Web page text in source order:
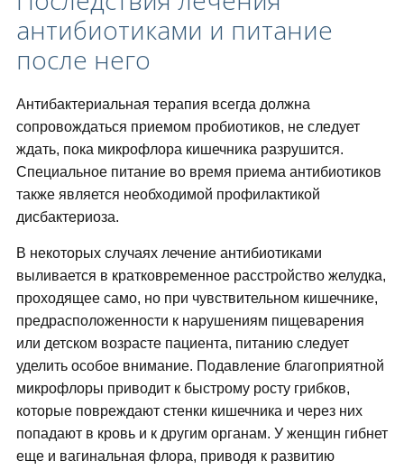
антибиотиками и питание
после него
Антибактериальная терапия всегда должна
сопровождаться приемом пробиотиков, не следует
ждать, пока микрофлора кишечника разрушится.
Специальное питание во время приема антибиотиков
также является необходимой профилактикой
дисбактериоза.
В некоторых случаях лечение антибиотиками
выливается в кратковременное расстройство желудка,
проходящее само, но при чувствительном кишечнике,
предрасположенности к нарушениям пищеварения
или детском возрасте пациента, питанию следует
уделить особое внимание. Подавление благоприятной
микрофлоры приводит к быстрому росту грибков,
которые повреждают стенки кишечника и через них
попадают в кровь и к другим органам. У женщин гибнет
еще и вагинальная флора, приводя к развитию